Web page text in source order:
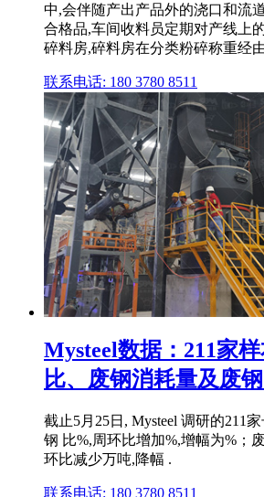
中,会伴随产出产品外的浇口和流
合格品,车间收料员定期对产线上
碎料房,碎料房在分类粉碎称重经
联系电话: 180 3780 8511
Mysteel数据：211家
比、废钢消耗量及废
截止5月25日, Mysteel 调研的211
钢 比%,周环比增加%,增幅为%；
环比减少万吨,降幅 .
联系电话: 180 3780 8511